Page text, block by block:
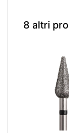
nylon per
pedicure,
8 altri